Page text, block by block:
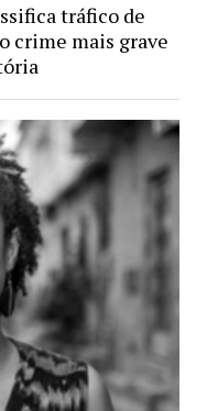
tráfico de
crime mais grave